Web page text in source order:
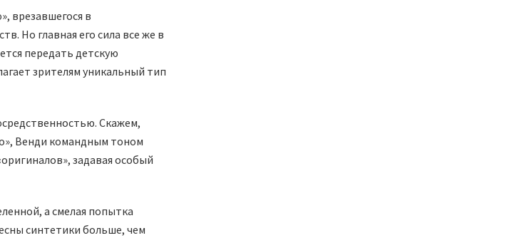
врезавшегося в
Но главная его сила все же в
передать детскую
зрителям уникальный тип
Скажем,
Венди командным тоном
задавая особый
а смелая попытка
синтетики больше, чем